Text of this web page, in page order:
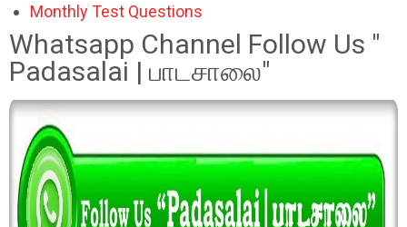
Monthly Test Questions
Whatsapp Channel Follow Us "
Padasalai | பாடசாலை"